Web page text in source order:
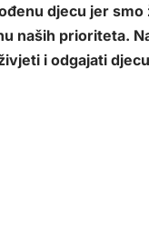
djecu jer
naših prioriteta.
i odgajati